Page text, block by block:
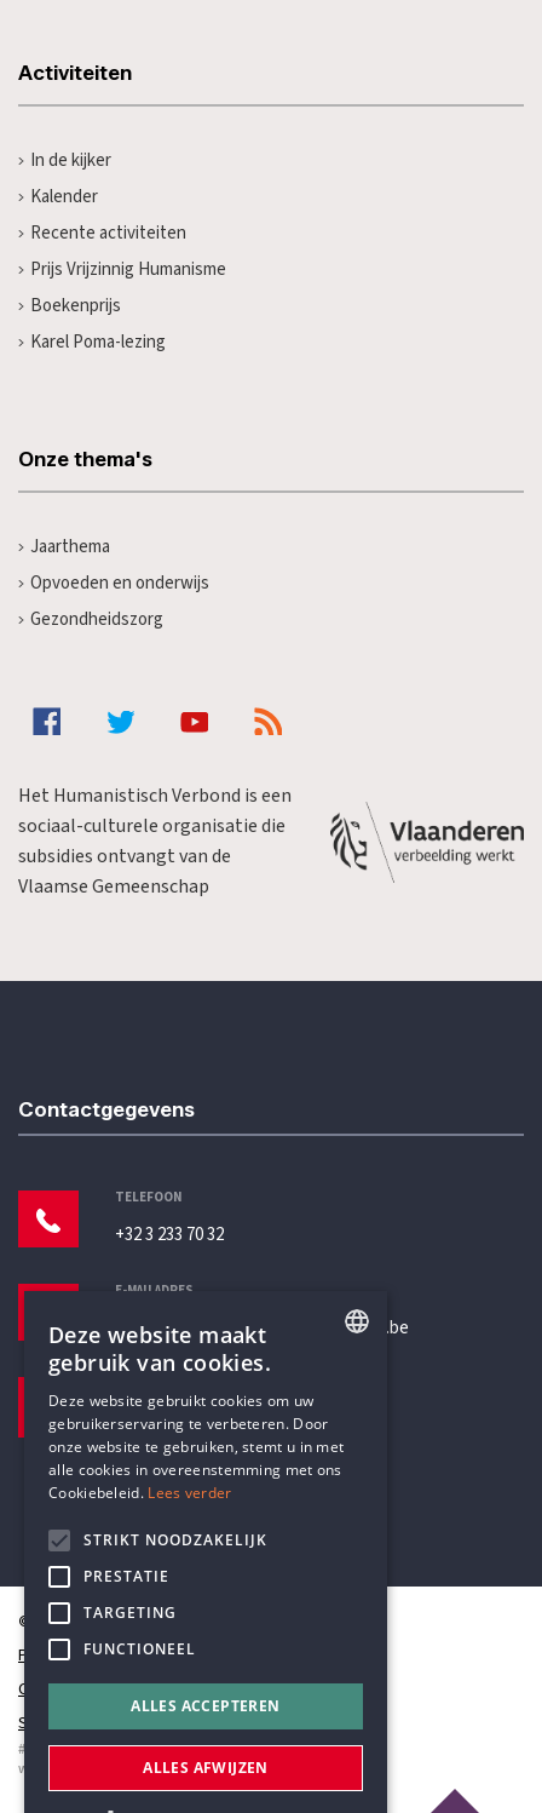
Activiteiten
In de kijker
Kalender
Recente activiteiten
Prijs Vrijzinnig Humanisme
Boekenprijs
Karel Poma-lezing
Onze thema's
Jaarthema
Opvoeden en onderwijs
Gezondheidszorg
Het Humanistisch Verbond is een
sociaal-culturele organisatie die
subsidies ontvangt van de
Vlaamse Gemeenschap
Contactgegevens
TELEFOON
+32 3 233 70 32
E-MAILADRES
secretariaat@humanistischverbond.be
Pottenbrug 4
Antwerpen, 2000
© Humanistisch Verbond 2026
Privacy
Cookiestatement
Sitemap
#codedwithlove byCodelines
webapplicaties
mobiele apps&maatwerk websites
DUTCH
Deze website maakt
gebruik van cookies.
Deze website gebruikt cookies om uw
gebruikerservaring te verbeteren. Door
onze website te gebruiken, stemt u in met
alle cookies in overeenstemming met ons
Cookiebeleid. Lees verder
STRIKT NOODZAKELIJK
PRESTATIE
TARGETING
FUNCTIONEEL
ALLES ACCEPTEREN
ALLES AFWIJZEN